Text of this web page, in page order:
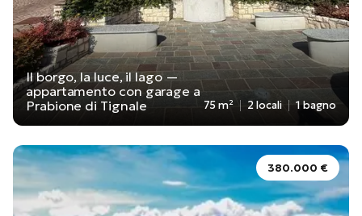
Il borgo, la luce, il lago —
appartamento con garage a
Prabione di Tignale
75 m² 2 locali 1 bagno
380.000 €